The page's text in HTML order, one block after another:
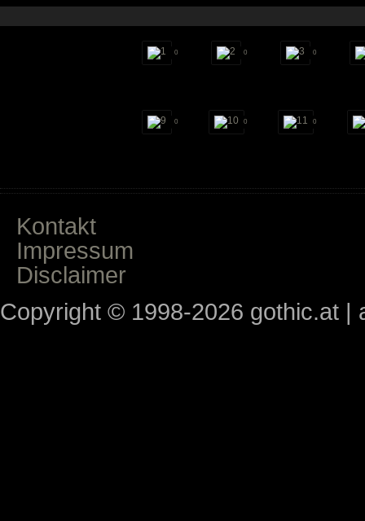
0 0 0
0 0 0
Kontakt
Impressum
Disclaimer
Copyright © 1998-2026 gothic.at |